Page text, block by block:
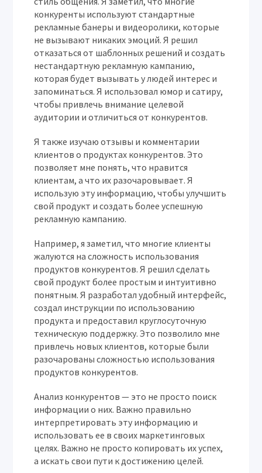
конкуренты используют стандартные
рекламные банеры и видеоролики, которые
не вызывают никаких эмоций. Я решил
отказаться от шаблонных решений и создать
нестандартную рекламную кампанию,
которая будет вызывать у людей интерес и
запоминаться. Я использовал юмор и сатиру,
чтобы привлечь внимание целевой
аудитории и отличиться от конкурентов.
Я также изучаю отзывы и комментарии
клиентов о продуктах конкурентов. Это
позволяет мне понять, что нравится
клиентам, а что их разочаровывает. Я
использую эту информацию, чтобы улучшить
свой продукт и создать более успешную
рекламную кампанию.
Например, я заметил, что многие клиенты
жалуются на сложность использования
продуктов конкурентов. Я решил сделать
свой продукт более простым и интуитивно
понятным. Я разработал удобный интерфейс,
создал инструкции по использованию
продукта и предоставил круглосуточную
техническую поддержку. Это позволило мне
привлечь новых клиентов, которые были
разочарованы сложностью использования
продуктов конкурентов.
Анализ конкурентов — это не просто поиск
информации о них. Важно правильно
интерпретировать эту информацию и
использовать ее в своих маркетинговых
целях. Важно не просто копировать их успех,
а искать свои пути к достижению целей.